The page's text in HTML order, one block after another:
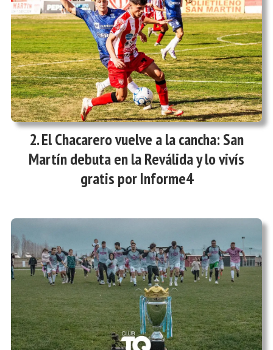
El Chacarero vuelve a la cancha: San
Martín debuta en la Reválida y lo vivís
gratis por Informe4